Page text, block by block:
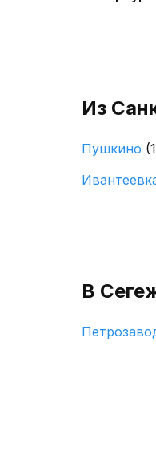
Из
Пушкино
В